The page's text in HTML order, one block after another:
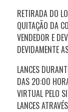
RETIRADA DO
QUITAÇÃO DA
VENDEDOR E
DEVIDAMENTE
LANCES
DAS 20:00
VIRTUAL PELO
LANCES